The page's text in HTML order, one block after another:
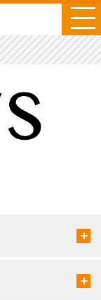
メ
ニ
ュ
ー